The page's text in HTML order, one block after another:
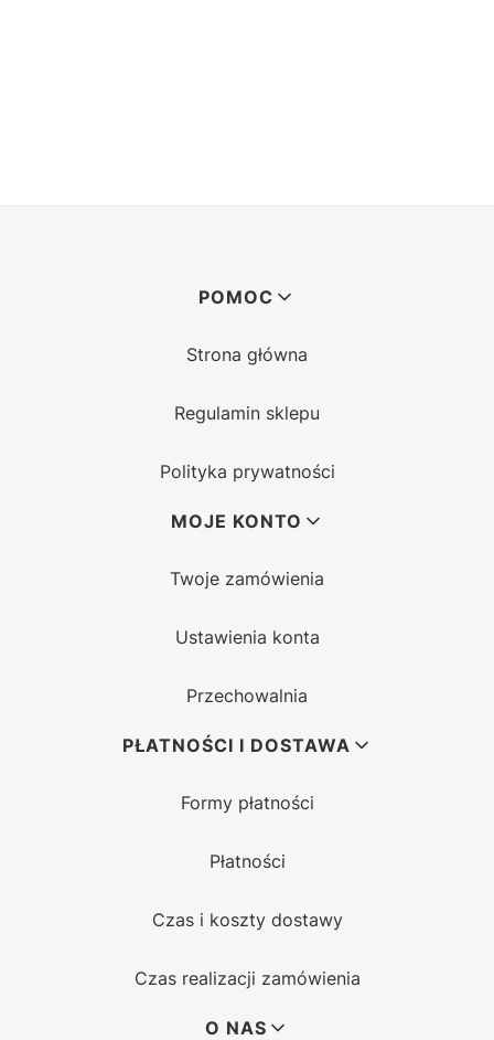
POMOC
Strona główna
Regulamin sklepu
Polityka prywatności
MOJE KONTO
Twoje zamówienia
Ustawienia konta
Przechowalnia
PŁATNOŚCI I DOSTAWA
Formy płatności
Płatności
Czas i koszty dostawy
Czas realizacji zamówienia
O NAS